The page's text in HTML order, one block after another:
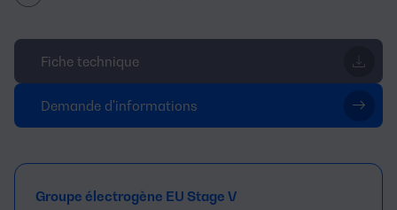
Fiche technique
Demande d'informations
Groupe électrogène EU Stage V